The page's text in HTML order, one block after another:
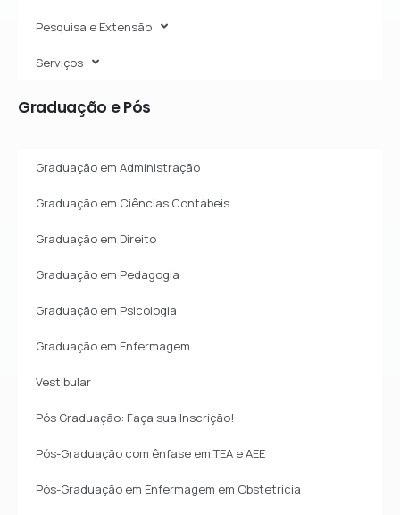
Pesquisa e Extensão
Serviços
Graduação ePós
Graduação em Administração
Graduação em Ciências Contábeis
Graduação em Direito
Graduação em Pedagogia
Graduação em Psicologia
Graduação em Enfermagem
Vestibular
Pós Graduação: Faça sua Inscrição!
Pós-Graduação com ênfase em TEA e AEE
Pós-Graduação em Enfermagem em Obstetrícia